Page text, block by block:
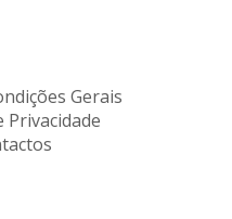
Gerais
Privacidade